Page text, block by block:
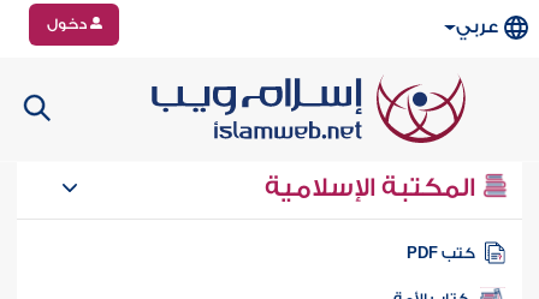
عربي دخول
المكتبة الإسلامية
كتب PDF